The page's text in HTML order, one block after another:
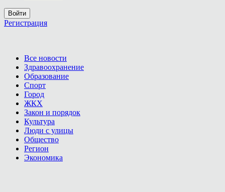
Войти
Регистрация
Все новости
Здравоохранение
Образование
Спорт
Город
ЖКХ
Закон и порядок
Культура
Люди с улицы
Общество
Регион
Экономика